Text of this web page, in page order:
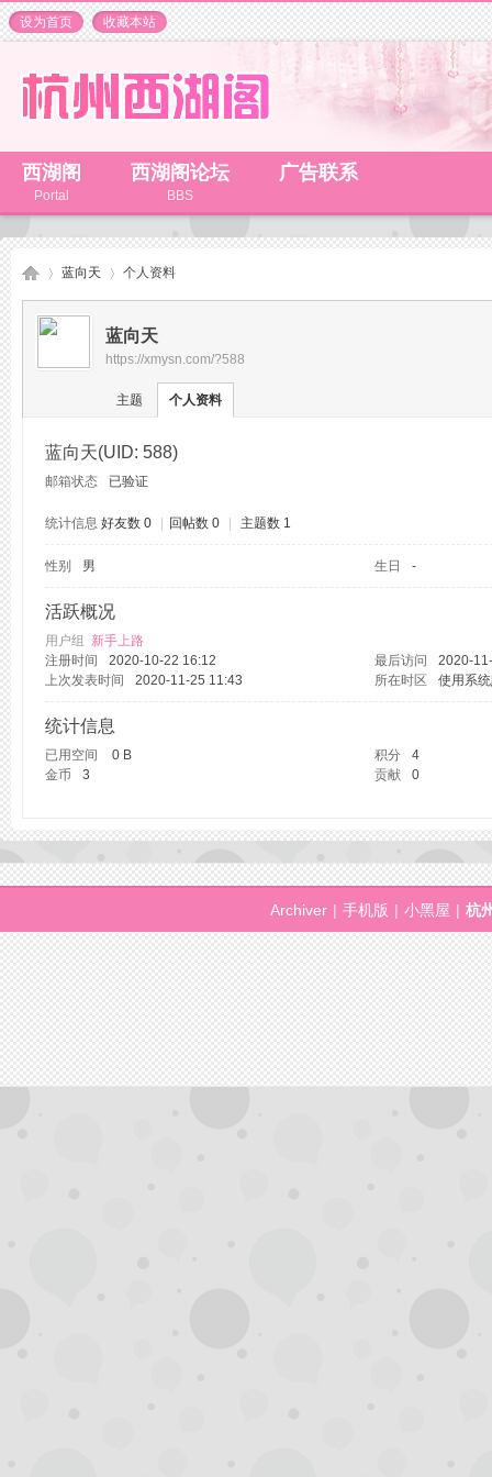
设为首页 收藏本站
西湖阁
Portal
西湖阁论坛
BBS
广告联系
›
蓝向天 个人资料
蓝向天
https://xmysn.com/?588
主题 个人资料
蓝向天(UID: 588)
邮箱状态 已验证
统计信息 好友数 0 回帖数 0 主题数 1
性别 男 生日 -
活跃概况
用户组 新手上路
注册时间
2020-10-22 16:12 最后访问
2020-
上次发表时间
2020-11-25 11:43 所在时区 使用系
统计信息
已用空间 0 B 积分
4
金币
3 贡献 0
Archiver | 手机版 | 小黑屋 | 杭